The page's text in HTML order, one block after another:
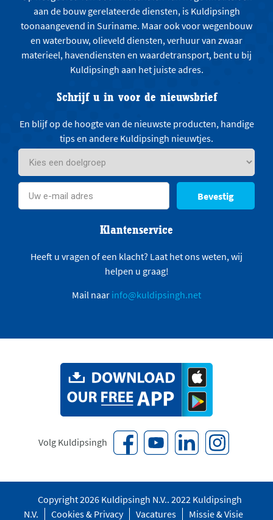
aan de bouw gerelateerde diensten, is Kuldipsingh
toonaangevend in Suriname. Maar ook voor wegenbouw
en waterbouw, olieveld diensten, verhuur van zwaar
materieel, havendiensten en waardetransport, bent u bij
Kuldipsingh aan het juiste adres.
Schrijf u in voor de nieuwsbrief
En blijf op de hoogte van de nieuwste producten, handige
tips en andere Kuldipsingh nieuwtjes.
Bevestig
Klantenservice
Heeft u vragen of een klacht? Laat het ons weten, wij
helpen u graag!
Mail naar info@kuldipsingh.net
Volg Kuldipsingh
Copyright 2026 Kuldipsingh N.V.. 2022 Kuldipsingh
N.V.
Cookies & Privacy Vacatures Missie & Visie